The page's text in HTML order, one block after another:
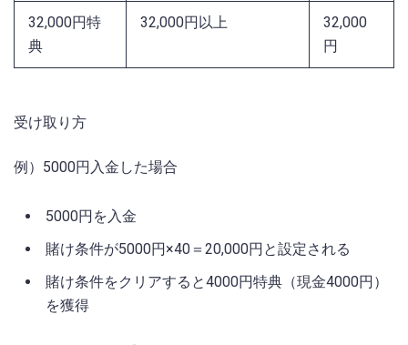
32,000円特
典
32,000円以上
32,000
円
受け取り方
例）5000円入金した場合
5000円を入金
賭け条件が5000円×40＝20,000円と設定される
賭け条件をクリアすると4000円特典（現金4000円）
を獲得